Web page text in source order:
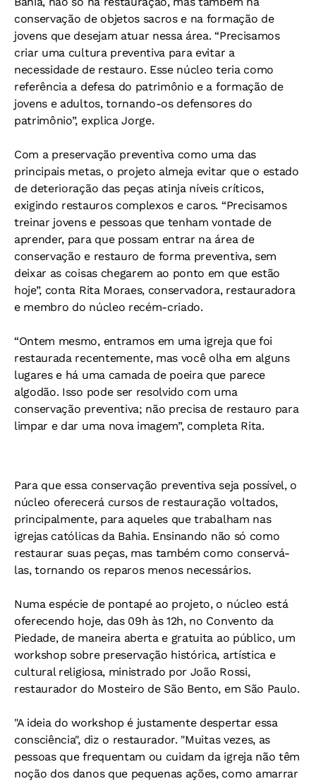
conservação de objetos sacros e na formação de
jovens que desejam atuar nessa área. “Precisamos
criar uma cultura preventiva para evitar a
necessidade de restauro. Esse núcleo teria como
referência a defesa do patrimônio e a formação de
jovens e adultos, tornando-os defensores do
patrimônio”, explica Jorge.
Com a preservação preventiva como uma das
principais metas, o projeto almeja evitar que o estado
de deterioração das peças atinja níveis críticos,
exigindo restauros complexos e caros. “Precisamos
treinar jovens e pessoas que tenham vontade de
aprender, para que possam entrar na área de
conservação e restauro de forma preventiva, sem
deixar as coisas chegarem ao ponto em que estão
hoje”, conta Rita Moraes, conservadora, restauradora
e membro do núcleo recém-criado.
“Ontem mesmo, entramos em uma igreja que foi
restaurada recentemente, mas você olha em alguns
lugares e há uma camada de poeira que parece
algodão. Isso pode ser resolvido com uma
conservação preventiva; não precisa de restauro para
limpar e dar uma nova imagem”, completa Rita.
Para que essa conservação preventiva seja possível, o
núcleo oferecerá cursos de restauração voltados,
principalmente, para aqueles que trabalham nas
igrejas católicas da Bahia. Ensinando não só como
restaurar suas peças, mas também como conservá-
las, tornando os reparos menos necessários.
Numa espécie de pontapé ao projeto, o núcleo está
oferecendo hoje, das 09h às 12h, no Convento da
Piedade, de maneira aberta e gratuita ao público, um
workshop sobre preservação histórica, artística e
cultural religiosa, ministrado por João Rossi,
restaurador do Mosteiro de São Bento, em São Paulo.
"A ideia do workshop é justamente despertar essa
consciência", diz o restaurador. "Muitas vezes, as
pessoas que frequentam ou cuidam da igreja não têm
noção dos danos que pequenas ações, como amarrar